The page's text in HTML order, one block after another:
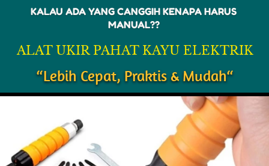
KALAU ADA YANG CANGGIH KENAPA HARUS
MANUAL??
ALAT UKIR PAHAT KAYU ELEKTRIK
“Lebih Cepat, Praktis & Mudah“